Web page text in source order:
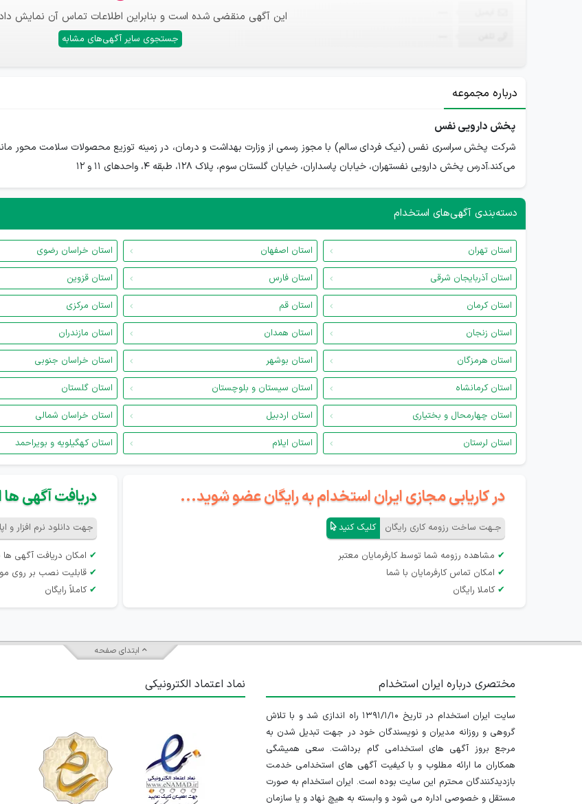
این آگهی منقضی شده است و بنابراین اطلاعات تماس آن نمایش
جستجوی سایر آگهی‌های مشابه
درباره مجموعه
پخش دارویی نفس
شرکت پخش سراسری نفس (نیک فردای سالم) با مجوز رسمی از وزارت بهداشت و درمان، در زمینه توزیع محصولات سلامت محور
می‌کند.آدرس پخش دارویی نفستهران، خیابان پاسداران، خیابان گلستان سوم، پلاک ١٢٨، طبقه ٤، واحدهای ١١ و ١٢
دسته‌بندی آگهی‌های استخدام
استان تهران استان اصفهان استان خراسان رضوی
استان آذربایجان شرقی
استان فارس استان قزوین
استان کرمان
استان قم استان مرکزی
استان زنجان
استان همدان استان مازندران
استان هرمزگان
استان بوشهر استان خراسان جنوبی
استان کرمانشاه
استان سیستان و بلوچستان استان گلستان
استان چهارمحال و بختیاری
استان اردبیل استان خراسان شمالی
استان لرستان
استان ایلام استان کهگیلویه و بویراحمد
در کاریابی مجازی ایران استخدام به رایگان عضو شوید...
جـهت ساخت رزومه کاری رایگان کلیک کنید
✔ مشاهده رزومه شما توسط کارفرمایان معتبر
✔ امکان تماس کارفرمایان با شما
✔ کاملا رایگان
دریافت آگهی ها
جهت دانلود نرم افزار و
✔ امکان دریافت آگهی
✔ قابلیت نصب بر روی
✔ کاملاً رایگان
ابتدای صفحه
مختصری درباره ایران استخدام
سایت ایران استخدام در تاریخ ۱۳۹۱/۱/۱۰ راه اندازی شد و با تلاش
گروهی و روزانه مدیران و نویسندگان خود در جهت تبدیل شدن به
مرجع بروز آگهی های استخدامی گام برداشت. سعی همیشگی
همکاران ما ارائه مطلوب و با کیفیت آگهی های استخدامی خدمت
بازدیدکنندگان محترم این سایت بوده است. ایران استخدام به صورت
مستقل و خصوصی اداره می شود و وابسته به هیچ نهاد و یا سازمان
نماد اعتماد الکترونیکی